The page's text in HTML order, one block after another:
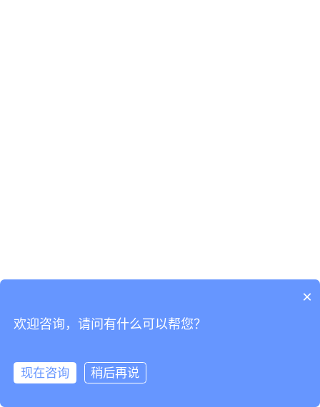
×
欢迎咨询，请问有什么可以帮您？
现在咨询 稍后再说